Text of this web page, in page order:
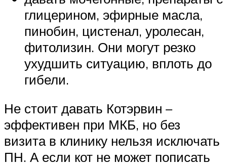
глицерином, эфирные масла,
пинобин, цистенал, уролесан,
фитолизин. Они могут резко
ухудшить ситуацию, вплоть до
гибели.
Не стоит давать Котэрвин –
эффективен при МКБ, но без
визита в клинику нельзя исключать
ПН. А если кот не может пописать